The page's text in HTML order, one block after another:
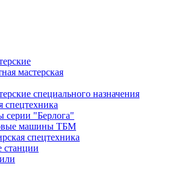
мастерская
специального назначения
спецтехника
серии "Берлога"
машины ТБМ
спецтехника
станции